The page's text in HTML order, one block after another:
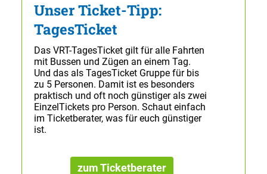
Unser Ticket-Tipp:
TagesTicket
Das VRT-TagesTicket gilt für alle Fahrten
mit Bussen und Zügen an einem Tag.
Und das als TagesTicket Gruppe für bis
zu 5 Personen. Damit ist es besonders
praktisch und oft noch günstiger als zwei
EinzelTickets pro Person. Schaut einfach
im Ticketberater, was für euch günstiger
ist.
zum Ticketberater